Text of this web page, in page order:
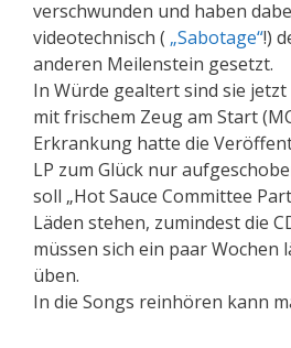
verschwunden und haben
videotechnisch ( „Sabotage“!)
anderen Meilenstein gesetzt.
In Würde gealtert sind sie
mit frischem Zeug am Start
Erkrankung hatte die
LP zum Glück nur
soll „Hot Sauce Committee
Läden stehen, zumindest die
müssen sich ein paar Wochen
üben.
In die Songs reinhören kann